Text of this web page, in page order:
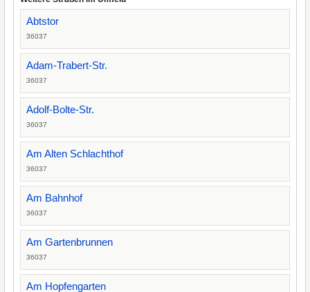
Abtstor
36037
Adam-Trabert-Str.
36037
Adolf-Bolte-Str.
36037
Am Alten Schlachthof
36037
Am Bahnhof
36037
Am Gartenbrunnen
36037
Am Hopfengarten